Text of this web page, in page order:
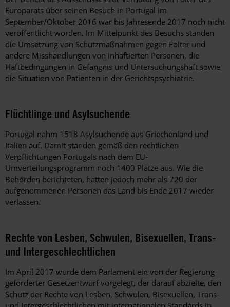
Europarats über seinen Besuch in Portugal im
September/Oktober 2016 war bis Jahresende 2017 noch nicht
veröffentlicht worden. Im Mittelpunkt des Besuchs standen
die Umsetzung von Schutzmaßnahmen gegen Folter und
andere Misshandlungen von inhaftierten Personen, die
Haftbedingungen in Gefängnis und Untersuchungshaft sowie
die Situation von Patienten in der Gerichtspsychiatrie.
Flüchtlinge und Asylsuchende
Portugal nahm 1518 Asylsuchende aus Griechenland und
Italien auf. Damit standen gemäß den rechtlichen
Verpflichtungen Portugals nach dem EU-
Umverteilungsprogramm noch 1400 Plätze aus. Wie die
Behörden berichteten, hatten jedoch mehr als 720 der
aufgenommenen Personen das Land bis Ende 2017 wieder
verlassen.
Rechte von Lesben, Schwulen, Bisexuellen, Trans-
und Intergeschlechtlichen
Im April 2017 wurde dem Parlament ein von der Regierung
geförderter Gesetzentwurf vorgelegt, der darauf abzielte, den
Schutz der Rechte von Lesben, Schwulen, Bisexuellen, Trans-